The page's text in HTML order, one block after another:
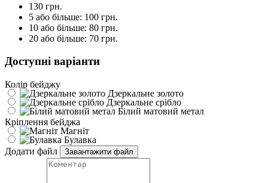
130 грн.
5 або більше: 100 грн.
10 або більше: 80 грн.
20 або більше: 70 грн.
Доступні варіанти
Колір бейджу
Дзеркальне золото
Дзеркальне срібло
Білий матовий метал
Кріплення бейджа
Магніт
Булавка
Додати файл
Завантажити файл